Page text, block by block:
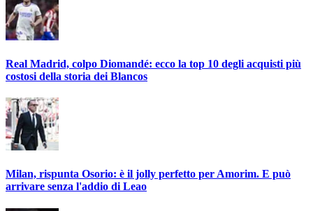
Real Madrid, colpo Diomandé: ecco la top 10 degli acquisti più
costosi della storia dei Blancos
Milan, rispunta Osorio: è il jolly perfetto per Amorim. E può
arrivare senza l'addio di Leao